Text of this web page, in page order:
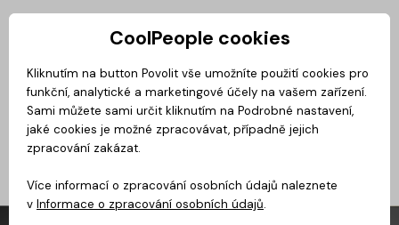
Privátní zóna
Magazín BusinessClass CoolMovie CoolDialog Podcast
CoolPeople cookies
Kliknutím na button Povolit vše umožníte použití cookies pro
funkční, analytické a marketingové účely na vašem zařízení.
Sami můžete sami určit kliknutím na Podrobné nastavení,
jaké cookies je možné zpracovávat, případně jejich
zpracování zakázat.
Více informací o zpracování osobních údajů naleznete
v Informace o zpracování osobních údajů.